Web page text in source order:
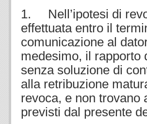
1. Nell’ipotesi di
effettuata entro il
comunicazione al
medesimo, il rapporto
senza soluzione di
alla retribuzione
revoca, e non trovano
previsti dal presente